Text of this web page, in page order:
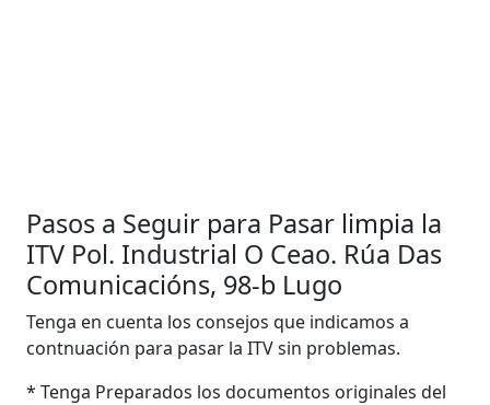
Pasos a Seguir para Pasar limpia la
ITV Pol. Industrial O Ceao. Rúa Das
Comunicacións, 98-b Lugo
Tenga en cuenta los consejos que indicamos a
contnuación para pasar la ITV sin problemas.
* Tenga Preparados los documentos originales del